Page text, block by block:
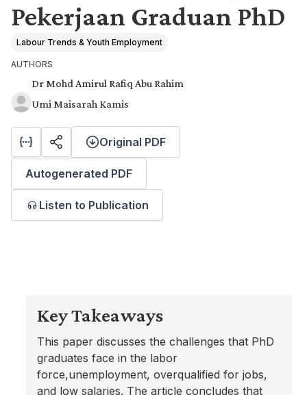
Pekerjaan Graduan PhD
Labour Trends & Youth Employment
AUTHORS
Dr Mohd Amirul Rafiq Abu Rahim
Umi Maisarah Kamis
Original PDF
Autogenerated PDF
Listen to Publication
Key Takeaways
This paper discusses the challenges that PhD
graduates face in the labor
force,unemployment, overqualified for jobs,
and low salaries. The article concludes that